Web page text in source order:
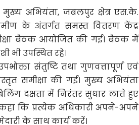
मुख्य अभियंता, जबलपुर क्षेत्र एस.के.
के अंतर्गत समस्त वितरण केंद्र
बैठक आयोजित की गई। बैठक में
भी उपस्थित रहे।
संतुष्टि तथा गुणवत्तापूर्ण एवं
समीक्षा की गई। मुख्य अभियंता
दक्षता में निरंतर सुधार लाते हुए
कि प्रत्येक अधिकारी अपने-अपने
के साथ कार्य करें।